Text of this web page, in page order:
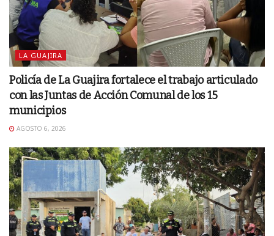
LA GUAJIRA
Policía de La Guajira fortalece el trabajo articulado
con las Juntas de Acción Comunal de los 15
municipios
AGOSTO 6, 2026